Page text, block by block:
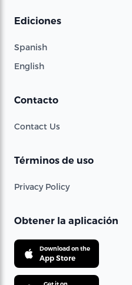
Ediciones
Spanish
English
Contacto
Contact Us
Términos de uso
Privacy Policy
Obtener la aplicación
Download on the
App Store